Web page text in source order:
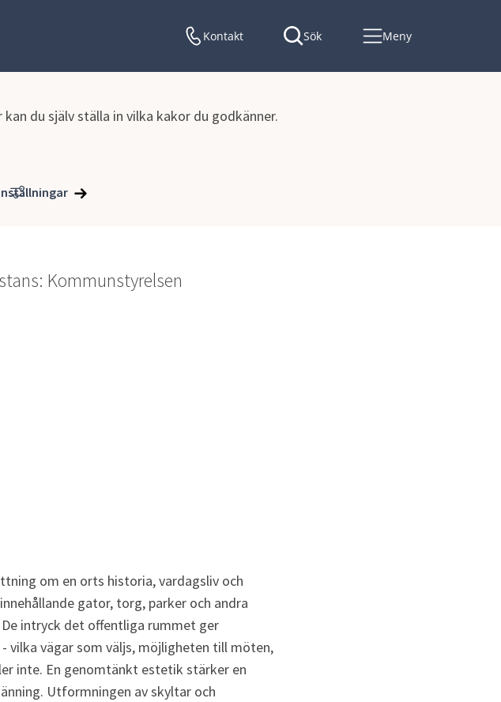
du själv ställa in vilka kakor du godkänner.
Kontakt Sök Meny
Kommunstyrelsen
om en orts historia, vardagsliv och
gator, torg, parker och andra
intryck det offentliga rummet ger
vilka vägar som väljs, möjligheten till möten,
inte. En genomtänkt estetik stärker en
Utformningen av skyltar och